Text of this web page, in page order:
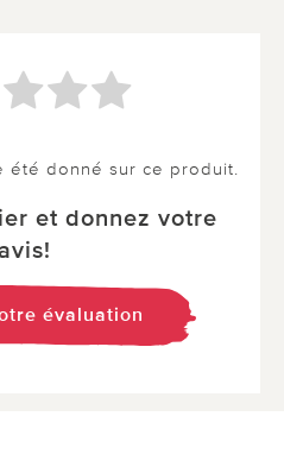
été donné sur ce produit.
et donnez votre
évaluation